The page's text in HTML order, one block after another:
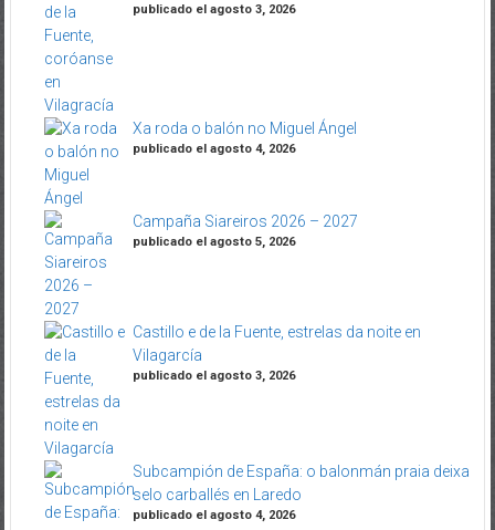
publicado el agosto 3, 2026
Xa roda o balón no Miguel Ángel
publicado el agosto 4, 2026
Campaña Siareiros 2026 – 2027
publicado el agosto 5, 2026
Castillo e de la Fuente, estrelas da noite en
Vilagarcía
publicado el agosto 3, 2026
Subcampión de España: o balonmán praia deixa
selo carballés en Laredo
publicado el agosto 4, 2026